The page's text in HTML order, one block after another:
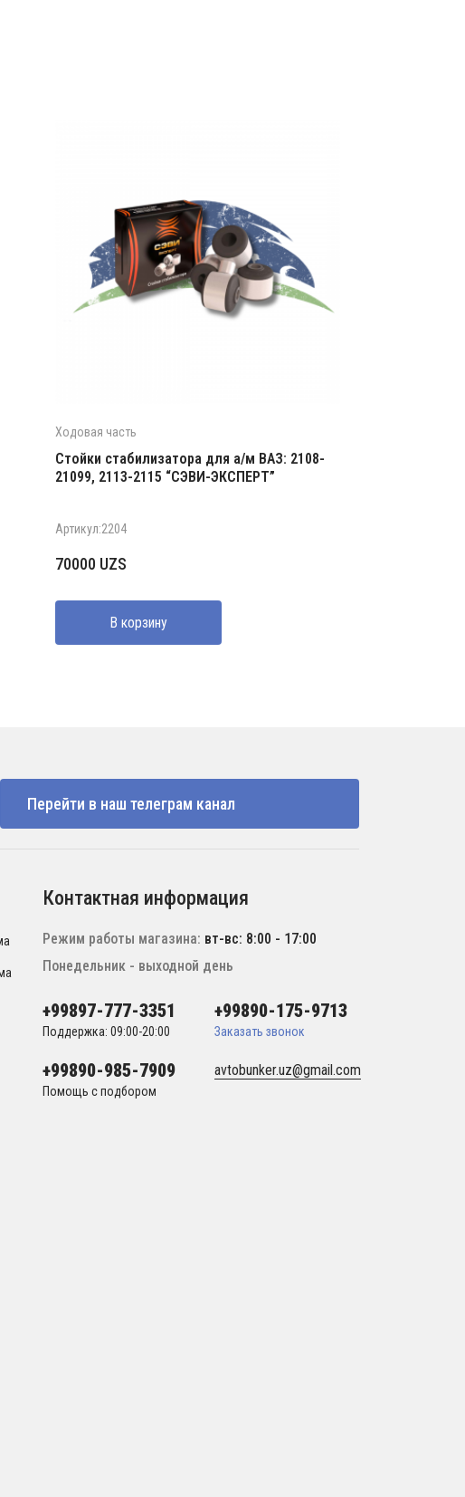
Ходовая часть
Стойки стабилизатора для а/м ВАЗ: 2108-
21099, 2113-2115 “СЭВИ-ЭКСПЕРТ”
Артикул:2204
70000 UZS
В корзину
Перейти в наш телеграм канал
Контактная информация
Режим работы магазина: вт-вс: 8:00 - 17:00
Понедельник - выходной день
+99897-777-3351
Поддержка: 09:00-20:00
+99890-175-9713
Заказать звонок
+99890-985-7909
Помощь с подбором
avtobunker.uz@gmail.com